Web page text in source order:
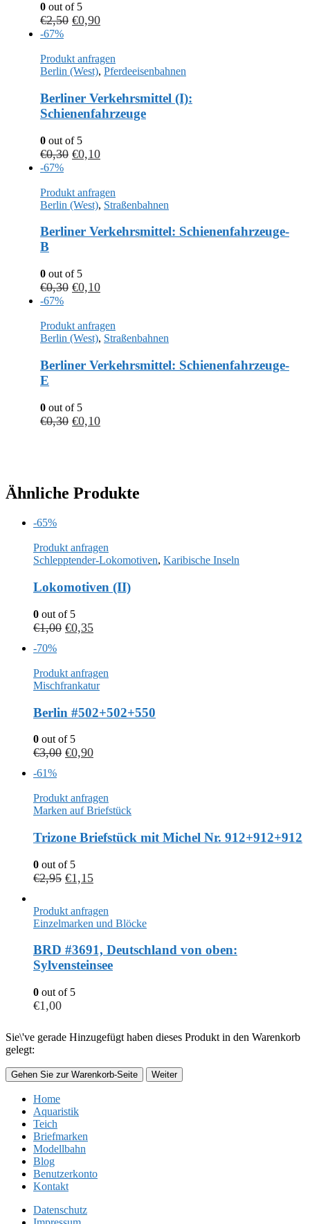
0 out of 5
€2,50 €0,90
-67%
Produkt anfragen
Berlin (West), Pferdeeisenbahnen
Berliner Verkehrsmittel (I):
Schienenfahrzeuge
0 out of 5
€0,30 €0,10
-67%
Produkt anfragen
Berlin (West), Straßenbahnen
Berliner Verkehrsmittel: Schienenfahrzeuge-
B
0 out of 5
€0,30 €0,10
-67%
Produkt anfragen
Berlin (West), Straßenbahnen
Berliner Verkehrsmittel: Schienenfahrzeuge-
E
0 out of 5
€0,30 €0,10
Ähnliche Produkte
-65%
Produkt anfragen
Schlepptender-Lokomotiven, Karibische Inseln
Lokomotiven (II)
0 out of 5
€1,00 €0,35
-70%
Produkt anfragen
Mischfrankatur
Berlin #502+502+550
0 out of 5
€3,00 €0,90
-61%
Produkt anfragen
Marken auf Briefstück
Trizone Briefstück mit Michel Nr. 912+912+912
0 out of 5
€2,95 €1,15
Produkt anfragen
Einzelmarken und Blöcke
BRD #3691, Deutschland von oben:
Sylvensteinsee
0 out of 5
€1,00
Sie\'ve gerade Hinzugefügt haben dieses Produkt in den Warenkorb
gelegt:
Gehen Sie zur Warenkorb-Seite Weiter
Home
Aquaristik
Teich
Briefmarken
Modellbahn
Blog
Benutzerkonto
Kontakt
Datenschutz